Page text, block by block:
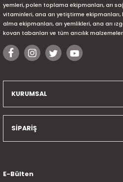
yemleri, polen toplama ekipmanları, arı
vitaminleri, ana arı yetiştirme ekipmanları,
alma ekipmanları, arı yemlikleri, ana arı
kovan tabanları ve tüm arıcılık
KURUMSAL
SİPARİŞ
E-Bülten